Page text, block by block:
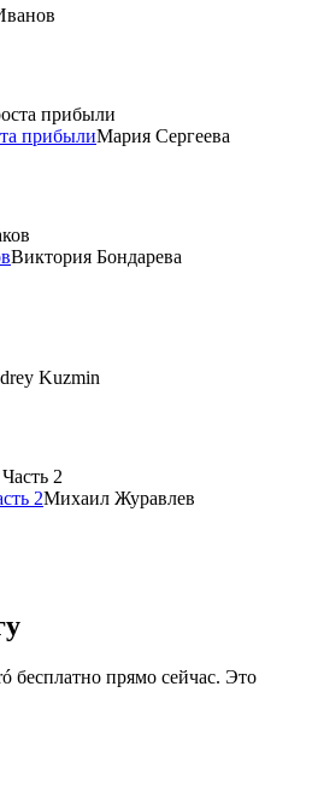
прибылиМария Сергеева
Виктория Бондарева
Kuzmin
2Михаил Журавлев
бесплатно прямо сейчас. Это